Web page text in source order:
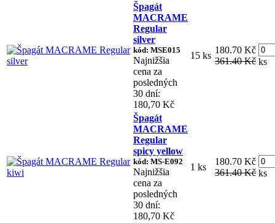
Špagát
MACRAME
Regular
silver
kód: MSE015
Najnižšia
cena za
posledných
30 dní:
180,70 Kč
15 ks
180.70 Kč
361.40 Kč ks
Špagát
MACRAME
Regular
spicy yellow
kód: MS-E092
Najnižšia
cena za
posledných
30 dní:
180,70 Kč
1 ks
180.70 Kč
361.40 Kč ks